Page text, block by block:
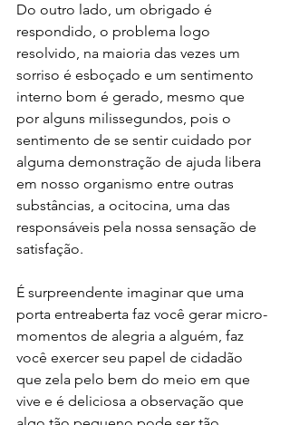
Do outro lado, um obrigado é
respondido, o problema logo
resolvido, na maioria das vezes um
sorriso é esboçado e um sentimento
interno bom é gerado, mesmo que
por alguns milissegundos, pois o
sentimento de se sentir cuidado por
alguma demonstração de ajuda libera
em nosso organismo entre outras
substâncias, a ocitocina, uma das
responsáveis pela nossa sensação de
satisfação.
É surpreendente imaginar que uma
porta entreaberta faz você gerar micro-
momentos de alegria a alguém, faz
você exercer seu papel de cidadão
que zela pelo bem do meio em que
vive e é deliciosa a observação que